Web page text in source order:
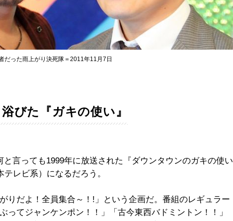
だった雨上がり決死隊＝2011年11月7日
びた『ガキの使い』
と言っても1999年に放送された『ダウンタウンのガキの使い
レビ系）になるだろう。
りだよ！全員集合～！!」という企画だ。番組のレギュラー
ってジャンケンポン！！」「古今東西バドミントン！！」